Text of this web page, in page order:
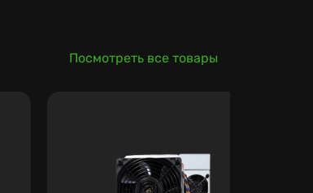
Посмотреть все товары